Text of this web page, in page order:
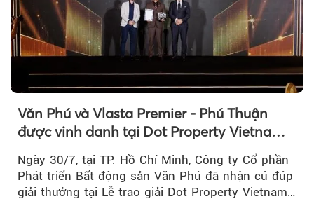
Văn Phú và Vlasta Premier - Phú Thuận
được vinh danh tại Dot Property Vietnam
Real Estate Awards 2026
Ngày 30/7, tại TP. Hồ Chí Minh, Công ty Cổ phần
Phát triển Bất động sản Văn Phú đã nhận cú đúp
giải thưởng tại Lễ trao giải Dot Property Vietnam